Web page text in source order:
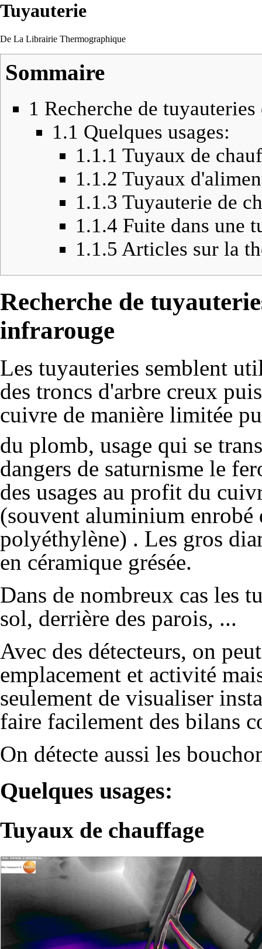
Tuyauterie
De La Librairie Thermographique
Sommaire
1 Recherche de
1.1 Quelques usages:
1.1.1 Tuyaux de
1.1.2 Tuyaux
1.1.3 Tuyauterie de
1.1.4 Fuite dans une
1.1.5 Articles sur la
Recherche de
infrarouge
Les tuyauteries semblent
des troncs d'arbre creux
cuivre de manière limitée
du plomb, usage qui se
dangers de saturnisme le
des usages au profit du
(souvent aluminium
polyéthylène) . Les gros
en céramique grésée.
Dans de nombreux cas les
sol, derrière des parois, ...
Avec des détecteurs, on
emplacement et activité
seulement de visualiser
faire facilement des bilans
On détecte aussi les
Quelques usages:
Tuyaux de chauffage